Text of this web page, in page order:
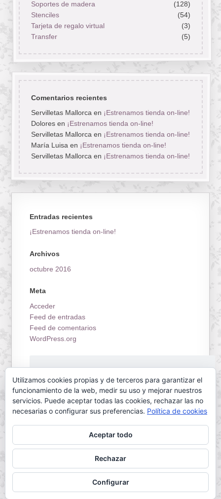
Soportes de madera
(128)
Stenciles
(54)
Tarjeta de regalo virtual
(3)
Transfer
(5)
Comentarios recientes
Servilletas Mallorcaen ¡Estrenamos tienda on-line!
Doloresen ¡Estrenamos tienda on-line!
Servilletas Mallorcaen ¡Estrenamos tienda on-line!
María Luisaen ¡Estrenamos tienda on-line!
Servilletas Mallorcaen ¡Estrenamos tienda on-line!
Entradas recientes
¡Estrenamos tienda on-line!
Archivos
octubre 2016
Meta
Acceder
Feed de entradas
Feed de comentarios
WordPress.org
Servilletas Mallorca © 2026. All Rights Reserved.
Powered byWordPress. Designed by
Utilizamos cookies propias y de terceros para garantizar el
funcionamiento de la web, medir su uso y mejorar nuestros
servicios. Puede aceptar todas las cookies, rechazar las no
necesarias o configurar sus preferencias. Política de cookies
Aceptar todo
Rechazar
Configurar